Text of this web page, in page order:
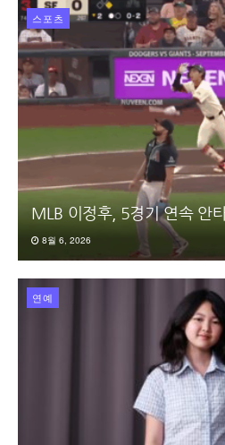
스포츠
MLB 이정후, 5경기 연속 안
8월 6, 2026
연예